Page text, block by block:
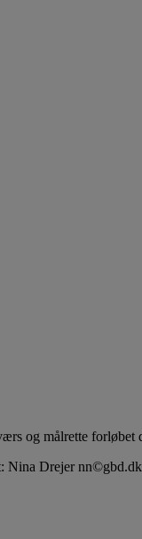
og målrette forløbet
Nina Drejer